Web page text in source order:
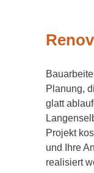
Planung,
glatt
Projekt
und Ihre
realisiert